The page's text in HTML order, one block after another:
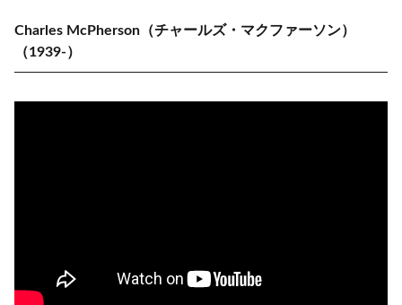
Charles McPherson（チャールズ・マクファーソン）
（1939-）